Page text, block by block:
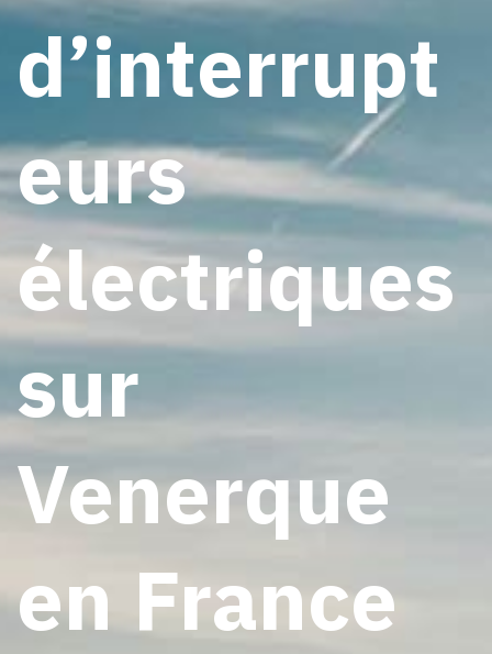
d’interrupt
eurs
électriques
sur
Venerque
en France